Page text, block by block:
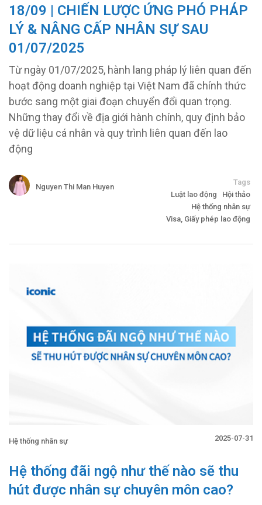
18/09 | CHIẾN LƯỢC ỨNG PHÓ PHÁP
LÝ & NÂNG CẤP NHÂN SỰ SAU
01/07/2025
Từ ngày 01/07/2025, hành lang pháp lý liên quan đến
hoạt động doanh nghiệp tại Việt Nam đã chính thức
bước sang một giai đoạn chuyển đổi quan trọng.
Những thay đổi về địa giới hành chính, quy định bảo
vệ dữ liệu cá nhân và quy trình liên quan đến lao
động
Nguyen Thi Man Huyen
Tags
Luật lao động
Hội thảo
Hệ thống nhân sự
Visa, Giấy phép lao động
Hệ thống nhân sự 2025-07-31
Hệ thống đãi ngộ như thế nào sẽ thu
hút được nhân sự chuyên môn cao?